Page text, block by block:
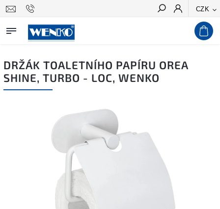
CZK
Hledat
DRŽÁK TOALETNÍHO PAPÍRU OREA
SHINE, TURBO - LOC, WENKO